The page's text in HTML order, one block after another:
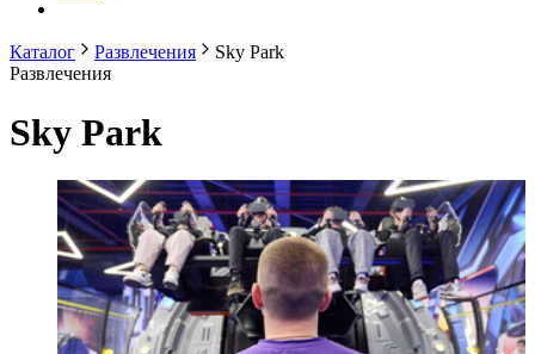
Каталог Развлечения
Sky Park
Развлечения
Sky Park